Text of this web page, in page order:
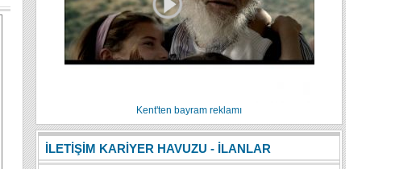
Kent'ten bayram reklamı
İLETİŞİM KARİYER HAVUZU - İLANLAR